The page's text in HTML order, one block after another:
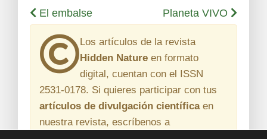
El embalse Planeta VIVO
Los artículos de la revista
Hidden Nature en formato
digital, cuentan con el
ISSN
2531-0178. Si quieres participar con tus
artículos de divulgación científicaen
nuestra revista, escríbenos a